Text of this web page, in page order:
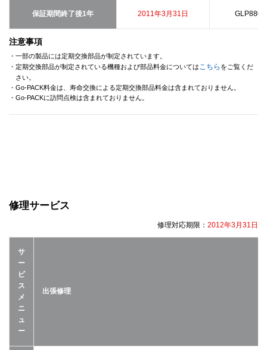
保証期間終了後1年 2011年3月31日
注意事項
・一部の製品には定期交換部品が制定されています。
・定期交換部品が制定されている機種および部品料金についてはこちら をご覧くだ
さい。
・Go-PACK料金は、寿命交換による定期交換部品料金は含まれておりません。
・Go-PACKに訪問点検は含まれておりません。
修理サービス
修理対応期限： 2012年3月31日
サ
ー
ビ
ス
メ
ニ
ュ
ー
出張修理